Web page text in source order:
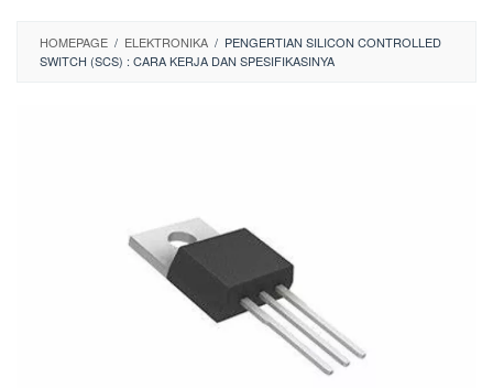
HOMEPAGE / ELEKTRONIKA / PENGERTIAN SILICON CONTROLLED
SWITCH (SCS) : CARA KERJA DAN SPESIFIKASINYA